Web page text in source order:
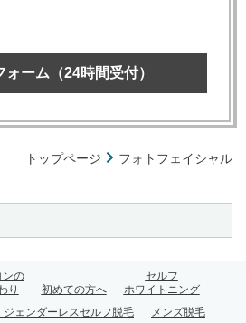
ォーム（24時間受付）
トップページ フォトフェイシャル
ンの
り
初めての方へ
セルフ
ホワイトニング
ェンダーレスセルフ脱毛
メンズ脱毛